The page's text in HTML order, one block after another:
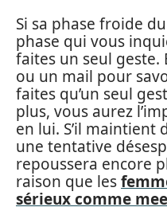
Si sa phase froide
phase qui vous
faites un seul geste.
ou un mail pour
faites qu’un seul
plus, vous aurez
en lui. S’il maintient
une tentative
repoussera encore
raison que les
sérieux comme